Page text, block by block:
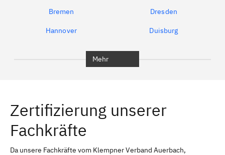
Bremen Dresden
Hannover Duisburg
Erlangen Bamberg
Bayreuth
Mehr
Zertifizierung unserer
Fachkräfte
Da unsere Fachkräfte vom Klempner Verband Auerbach,